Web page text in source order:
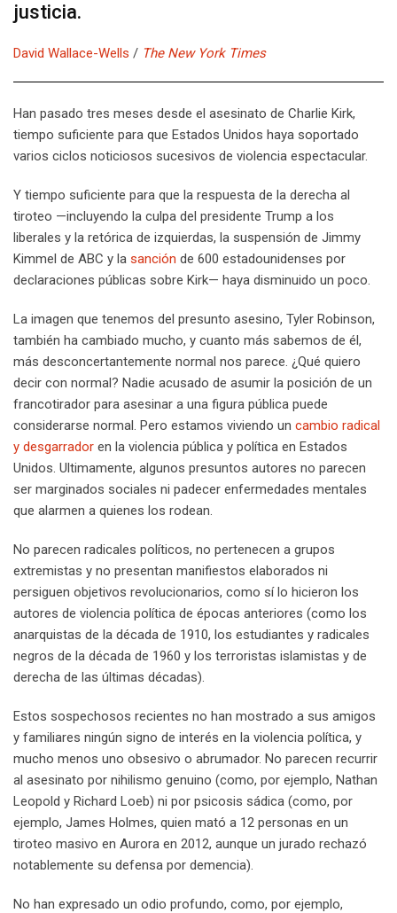
justicia.
David Wallace-Wells / The New York Times
Han pasado tres meses desde el asesinato de Charlie Kirk,
tiempo suficiente para que Estados Unidos haya soportado
varios ciclos noticiosos sucesivos de violencia espectacular.
Y tiempo suficiente para que la respuesta de la derecha al
tiroteo —incluyendo la culpa del presidente Trump a los
liberales y la retórica de izquierdas, la suspensión de Jimmy
Kimmel de ABC y la sanción de 600 estadounidenses por
declaraciones públicas sobre Kirk— haya disminuido un poco.
La imagen que tenemos del presunto asesino, Tyler Robinson,
también ha cambiado mucho, y cuanto más sabemos de él,
más desconcertantemente normal nos parece. ¿Qué quiero
decir con normal? Nadie acusado de asumir la posición de un
francotirador para asesinar a una figura pública puede
considerarse normal. Pero estamos viviendo un cambio radical
y desgarrador en la violencia pública y política en Estados
Unidos. Ultimamente, algunos presuntos autores no parecen
ser marginados sociales ni padecer enfermedades mentales
que alarmen a quienes los rodean.
No parecen radicales políticos, no pertenecen a grupos
extremistas y no presentan manifiestos elaborados ni
persiguen objetivos revolucionarios, como sí lo hicieron los
autores de violencia política de épocas anteriores (como los
anarquistas de la década de 1910, los estudiantes y radicales
negros de la década de 1960 y los terroristas islamistas y de
derecha de las últimas décadas).
Estos sospechosos recientes no han mostrado a sus amigos
y familiares ningún signo de interés en la violencia política, y
mucho menos uno obsesivo o abrumador. No parecen recurrir
al asesinato por nihilismo genuino (como, por ejemplo, Nathan
Leopold y Richard Loeb) ni por psicosis sádica (como, por
ejemplo, James Holmes, quien mató a 12 personas en un
tiroteo masivo en Aurora en 2012, aunque un jurado rechazó
notablemente su defensa por demencia).
No han expresado un odio profundo, como, por ejemplo,